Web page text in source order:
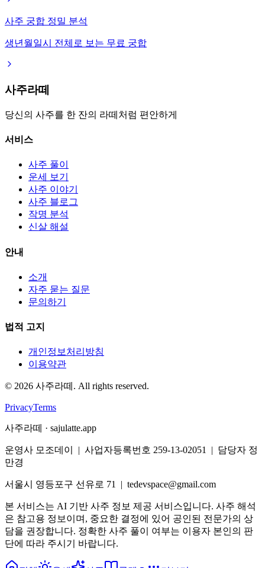
사주 궁합 정밀 분석
생년월일시 전체로 보는 무료 궁합
사주라떼
당신의 사주를 한 잔의 라떼처럼 편안하게
서비스
사주 풀이
운세 보기
사주 이야기
사주 블로그
작명 분석
신살 해설
안내
소개
자주 묻는 질문
문의하기
법적 고지
개인정보처리방침
이용약관
© 2026 사주라떼. All rights reserved.
PrivacyTerms
사주라떼 · sajulatte.app
운영사 모조데이 | 사업자등록번호 259-13-02051 | 담당자 정
만경
서울시 영등포구 선유로 71 | tedevspace@gmail.com
본 서비스는 AI 기반 사주 정보 제공 서비스입니다. 사주 해석
은 참고용 정보이며, 중요한 결정에 있어 공인된 전문가의 상
담을 권장합니다. 정확한 사주 풀이 여부는 이용자 본인의 판
단에 따라 주시기 바랍니다.